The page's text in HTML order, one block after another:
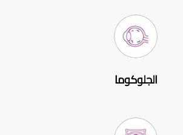
الجلوكوما